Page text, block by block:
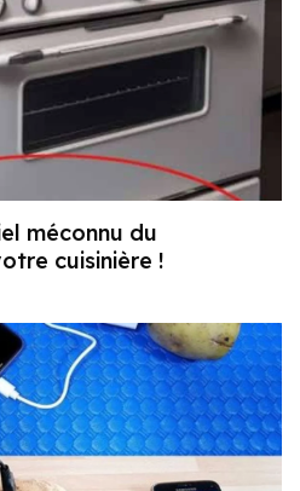
méconnu du
cuisinière !